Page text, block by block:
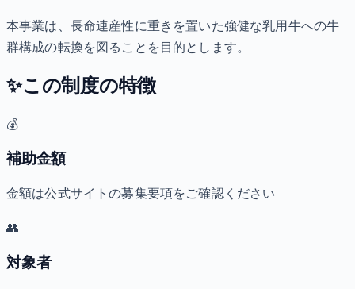
本事業は、長命連産性に重きを置いた強健な乳用牛への牛
群構成の転換を図ることを目的とします。
✨この制度の特徴
💰
補助金額
金額は公式サイトの募集要項をご確認ください
👥
対象者